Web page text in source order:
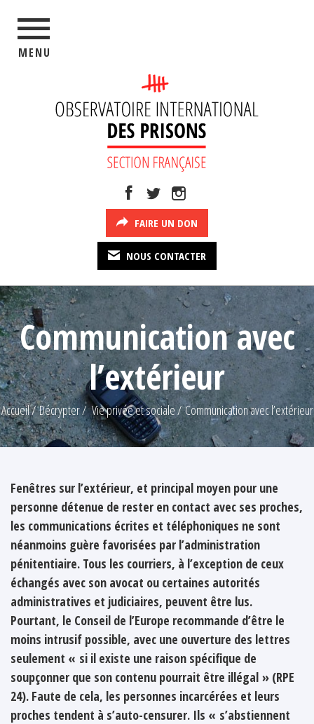
MENU
FAIRE UN DON
NOUS CONTACTER
Communication avec
l’extérieur
Accueil Décrypter Vie privée et sociale Communication avec l’extérieur
Fenêtres sur l’extérieur, et principal moyen pour une
personne détenue de rester en contact avec ses proches,
les communications écrites et téléphoniques ne sont
néanmoins guère favorisées par l’administration
pénitentiaire. Tous les courriers, à l’exception de ceux
échangés avec son avocat ou certaines autorités
administratives et judiciaires, peuvent être lus.
Pourtant, le Conseil de l’Europe recommande d’être le
moins intrusif possible, avec une ouverture des lettres
seulement « si il existe une raison spécifique de
soupçonner que son contenu pourrait être illégal » (RPE
24). Faute de cela, les personnes incarcérées et leurs
proches tendent à s’auto-censurer. Ils « s’abstiennent